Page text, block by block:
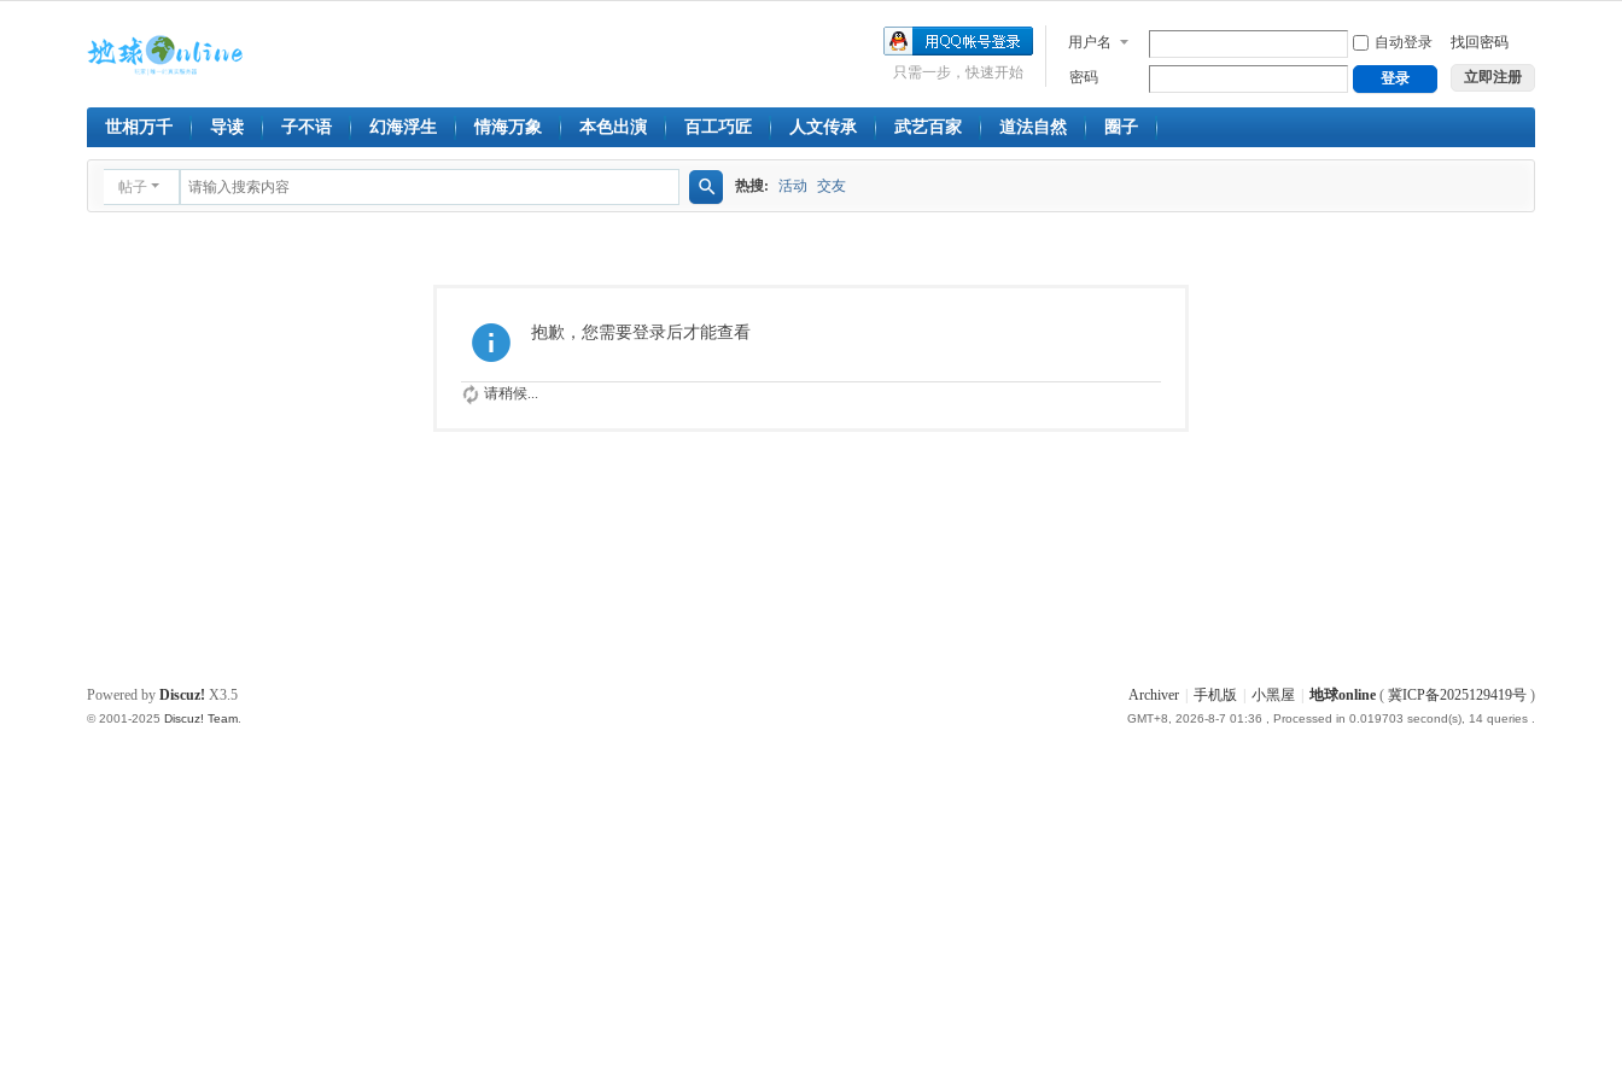
用户名 自动登录 找回密码
密码 登录 立即注册
只需一步，快速开始
世相万千 导读 子不语 幻海浮生 情海万象 本色出演 百工巧匠 人文传承 武艺百家 道法自然 圈子
帖子 热搜: 活动 交友
抱歉，您需要登录后才能查看
请稍候...
Archiver 手机版 小黑屋 地球online ( 冀ICP备2025129419号 )
GMT+8, 2026-8-7 01:36 , Processed in 0.019703 second(s), 14 queries .
Powered by Discuz! X3.5
© 2001-2025 Discuz! Team